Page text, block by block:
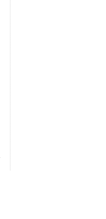
Posted 13 years ago